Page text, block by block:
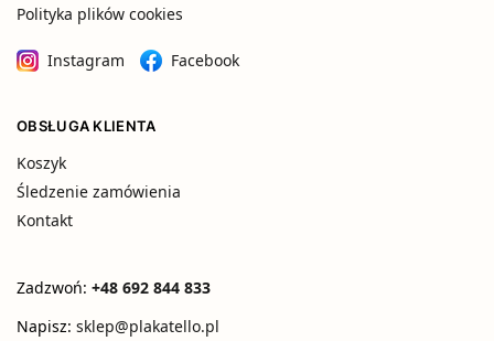
Polityka plików cookies
Instagram Facebook
OBSŁUGA KLIENTA
Koszyk
Śledzenie zamówienia
Kontakt
Zadzwoń: +48 692 844 833
Napisz: sklep@plakatello.pl